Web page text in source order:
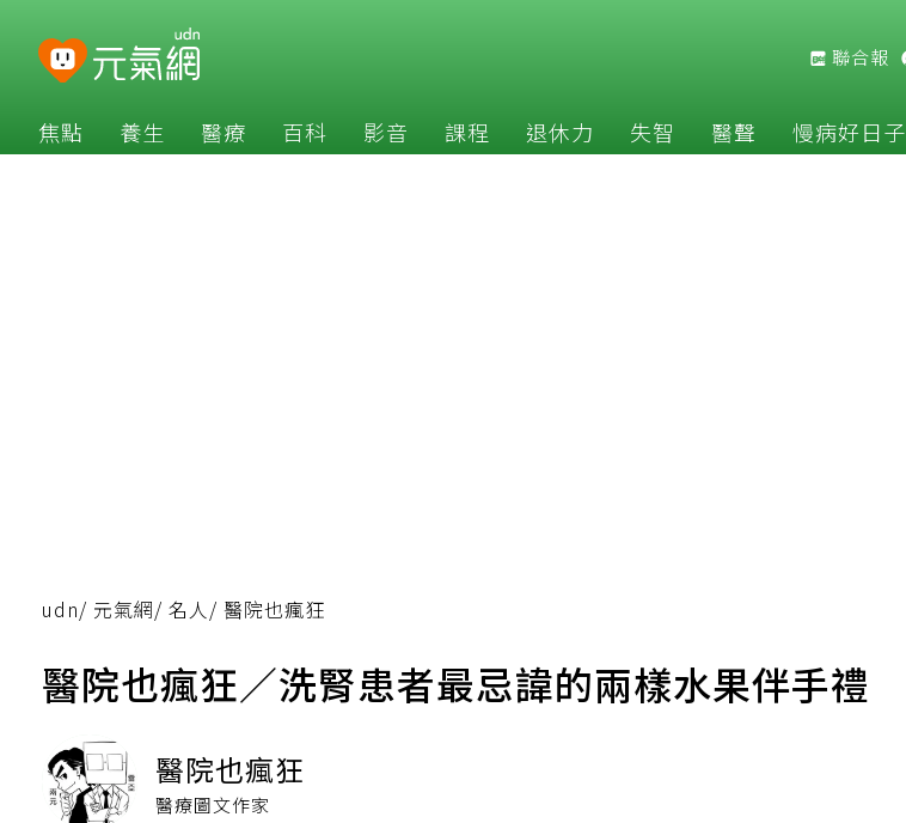
聯合報
焦點 養生 醫療 百科 影音 課程 退休力 失智 醫聲 慢病好日子
udn/ 元氣網/ 名人/ 醫院也瘋狂
醫院也瘋狂／洗腎患者最忌諱的兩樣水果伴手禮
醫院也瘋狂
醫療圖文作家